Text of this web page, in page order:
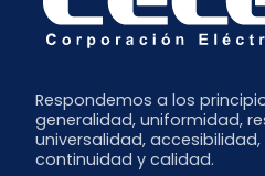
Respondemos a los
generalidad, uniformidad,
universalidad,
continuidad y calidad.